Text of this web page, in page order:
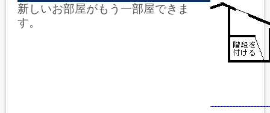
新しいお部屋がもう一部屋できま
す。